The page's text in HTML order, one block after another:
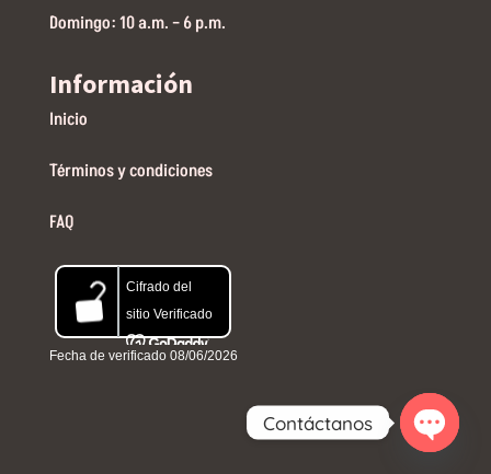
Domingo: 10 a.m. – 6 p.m.
Información
Inicio
Términos y condiciones
FAQ
Contáctanos